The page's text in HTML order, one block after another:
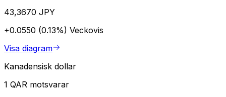
43,3670 JPY
+0.0550 (0.13%) Veckovis
Visa diagram
Kanadensisk dollar
1 QAR motsvarar